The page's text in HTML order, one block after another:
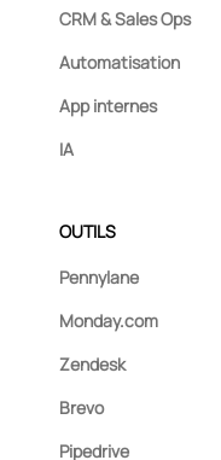
CRM & Sales Ops
Automatisation
App internes
IA
OUTILS
Pennylane
Monday.com
Zendesk
Brevo
Pipedrive